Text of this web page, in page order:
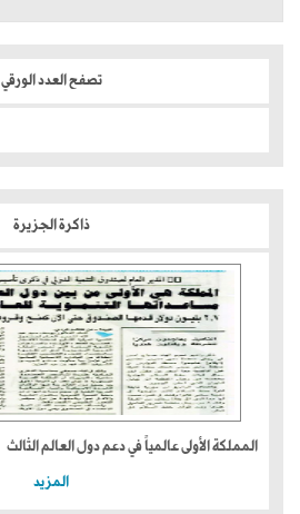
تصفح العدد الورقي
ذاكرة الجزيرة
المملكة الأولى عالمياً في دعم دول العالم الثالث
المزيد